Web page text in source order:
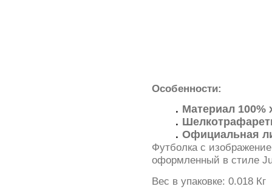
Особенности:
Материал 100%
Официальная
Футболка с
оформленный в стиле
Вес в упаковке: 0.018 Кг